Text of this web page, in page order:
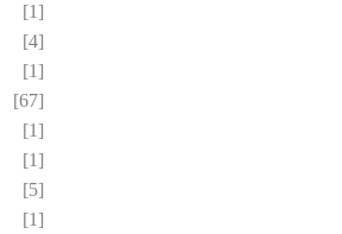
[1]
[4]
[1]
[67]
[1]
[1]
[5]
[1]